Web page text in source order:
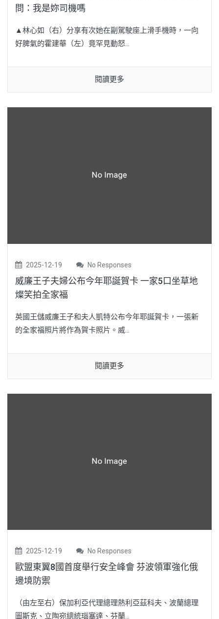
問：我是妳司機嗎
▲林心如（右）分享有次她在副駕駛座上滑手機時，一向
好脾氣的霍建華（左）竟罕見動怒...
閱讀更多
2025-12-19 No Responses
威廉王子夫婦公布今年耶誕賀卡 一家5口坐草地
燦笑拍全家福
英國王儲威廉王子和夫人凱特公布今年耶誕賀卡，一張新
的全家福照片將作為賀卡照片。威...
閱讀更多
2025-12-19 No Responses
歐盟東翼8國首度舉行安全峰會 芬波領軍強化俄
邊境防禦
（由左至右）保加利亞代理總理熱利亞茲科夫、波蘭總理
圖斯克、立陶宛總統瑙塞達、芬蘭...